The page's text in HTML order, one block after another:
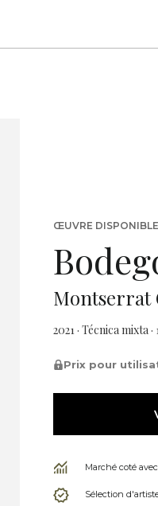
ŒUVRE DISPONIBLE
Montserrat
2021 · Técnica mixta
Prix pour
Marché coté
Sélection